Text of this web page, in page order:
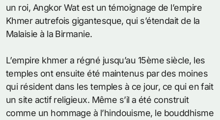
un roi, Angkor Wat est un témoignage de l’empire
Khmer autrefois gigantesque, qui s’étendait de la
Malaisie à la Birmanie.
L’empire khmer a régné jusqu’au 15ème siècle, les
temples ont ensuite été maintenus par des moines
qui résident dans les temples à ce jour, ce qui en fait
un site actif religieux. Même s’il a été construit
comme un hommage à l’hindouisme, le bouddhisme